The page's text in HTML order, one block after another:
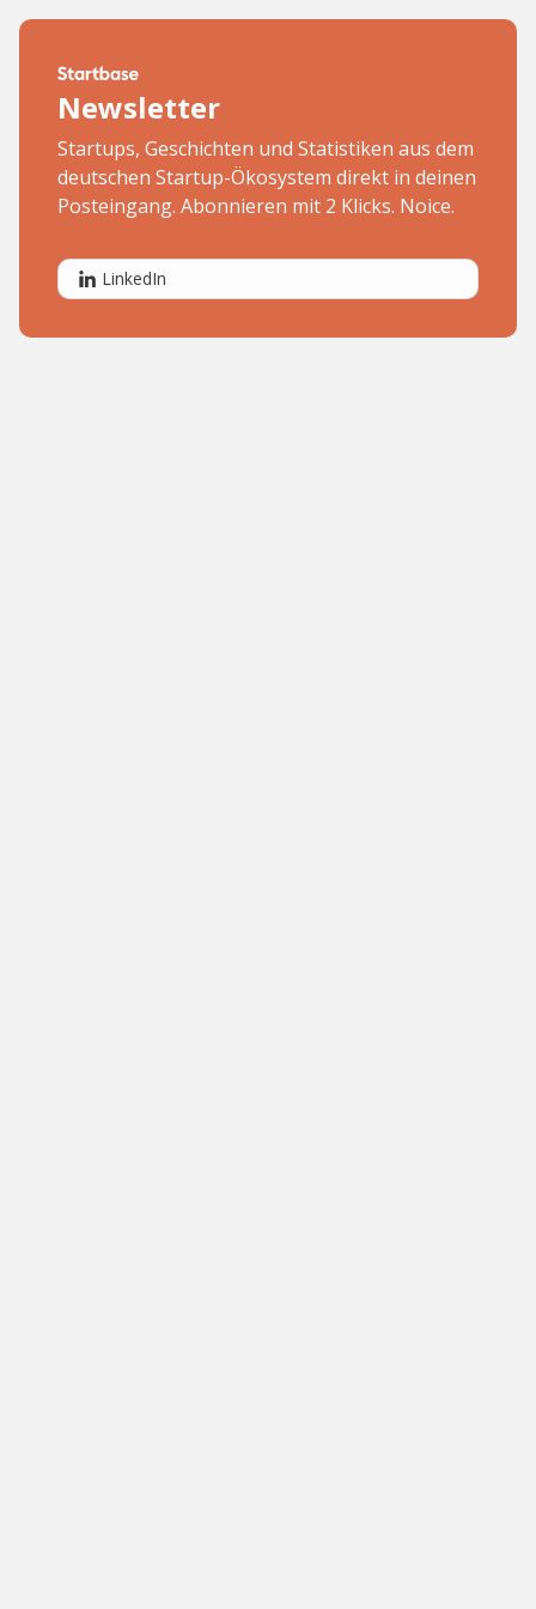
Newsletter
Startups, Geschichten und Statistiken aus dem
deutschen Startup-Ökosystem direkt in deinen
Posteingang. Abonnieren mit 2 Klicks. Noice.
LinkedIn